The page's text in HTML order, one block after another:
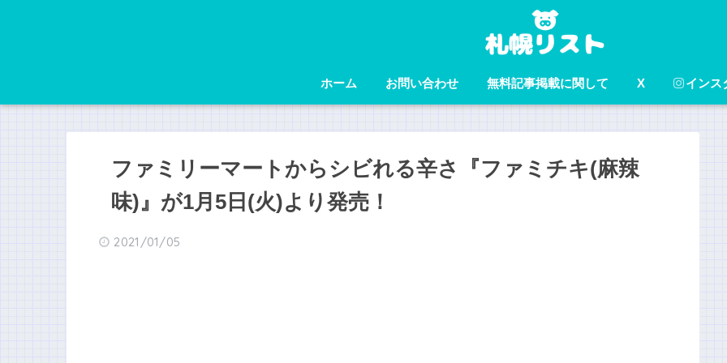
ホーム お問い合わせ 無料記事掲載に関して X インス
ファミリーマートからシビれる辛さ『ファミチキ(麻辣
味)』が1月5日(火)より発売！
2021/01/05